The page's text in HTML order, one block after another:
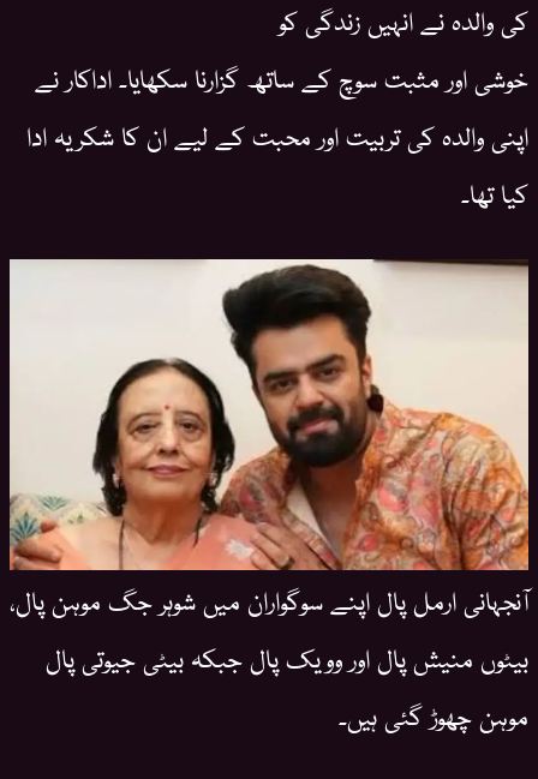
کی والدہ نے انہیں زندگی کو
خوشی اور مثبت سوچ کے ساتھ گزارنا سکھایا۔ اداکار نے
اپنی والدہ کی تربیت اور محبت کے لیے ان کا شکریہ ادا
کیا تھا۔
آنجہانی ارمل پال اپنے سوگواران میں شوہر جگ موہن پال،
بیٹوں منیش پال اور وویک پال جبکہ بیٹی جیوتی پال
موہن چھوڑ گئی ہیں۔